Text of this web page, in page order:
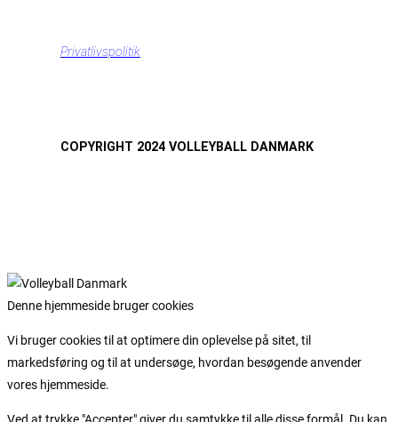
Privatlivspolitik
COPYRIGHT 2024 VOLLEYBALL DANMARK
Denne hjemmeside bruger cookies
Vi bruger cookies til at optimere din oplevelse på sitet, til
markedsføring og til at undersøge, hvordan besøgende anvender
vores hjemmeside.